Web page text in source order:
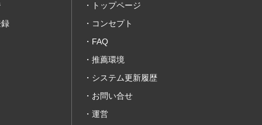
トップページ
コンセプト
FAQ
推薦環境
システム更新履歴
お問い合せ
運営